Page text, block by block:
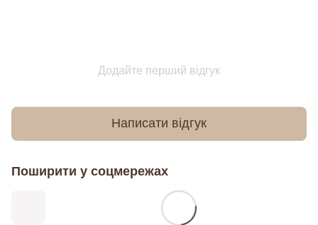
Додайте перший відгук
Написати відгук
Поширити у соцмережах